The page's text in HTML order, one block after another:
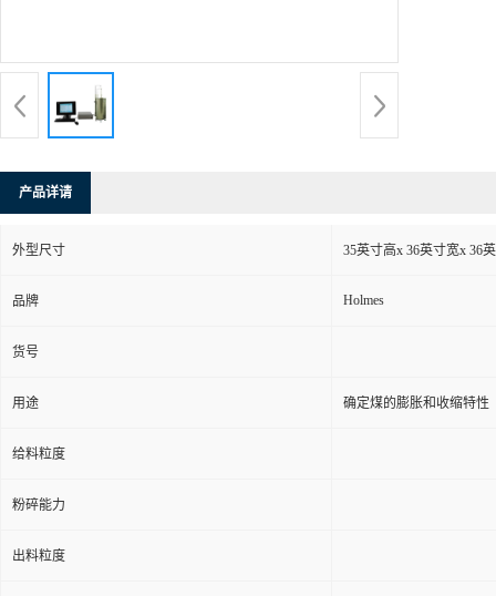
产品详请
外型尺寸 35英寸高x 36英寸宽x 36
品牌 Holmes
货号
用途 确定煤的膨胀和收缩特性
给料粒度
粉碎能力
出料粒度